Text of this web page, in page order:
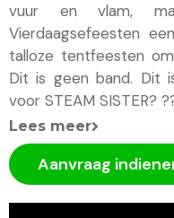
vuur en vlam,
Vierdaagsefeesten
talloze tentfeesten
Dit is geen band. Dit
voor STEAM SISTER?
Lees meer
Aanvraag